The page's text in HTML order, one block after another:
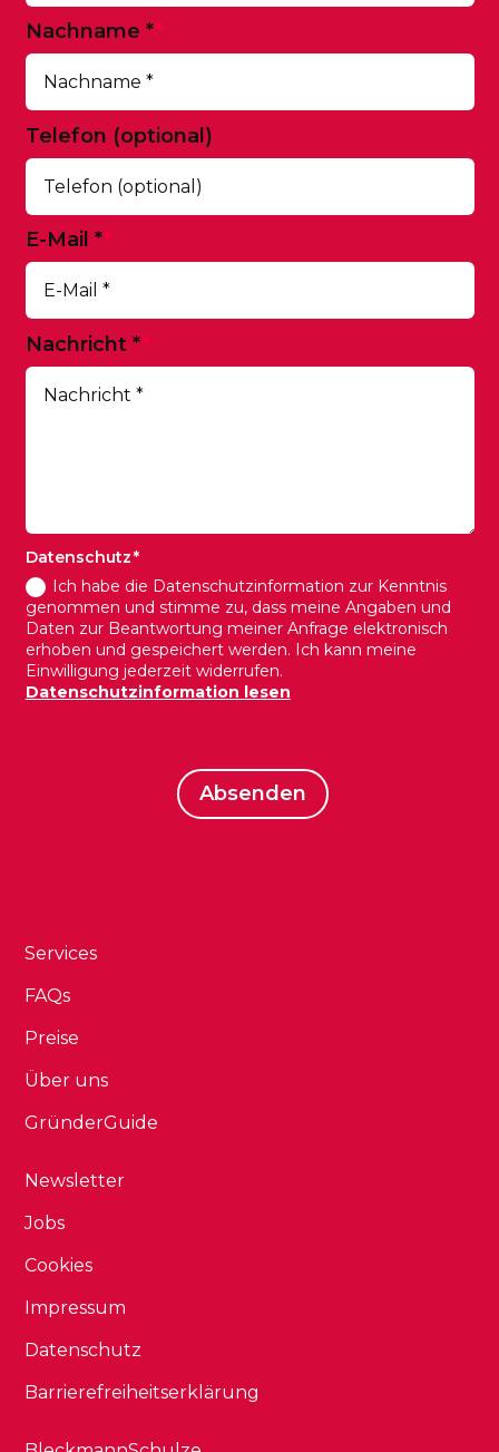
Nachname *
Telefon (optional)
E-Mail *
Nachricht*
Datenschutz
Ich habe die Datenschutzinformation zur Kenntnis
genommen und stimme zu, dass meine Angaben und
Daten zur Beantwortung meiner Anfrage elektronisch
erhoben und gespeichert werden. Ich kann meine
Einwilligung jederzeit widerrufen.
Datenschutzinformation lesen
Absenden
Services
FAQs
Preise
Über uns
GründerGuide
Newsletter
Jobs
Cookies
Impressum
Datenschutz
Barrierefreiheitserklärung